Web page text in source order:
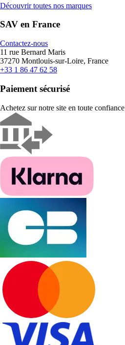
Découvrir toutes nos marques
SAV en France
Contactez-nous
11 rue Bernard Maris
37270 Montlouis-sur-Loire, France
+33 1 86 47 62 58
Paiement sécurisé
Achetez sur notre site en toute confiance